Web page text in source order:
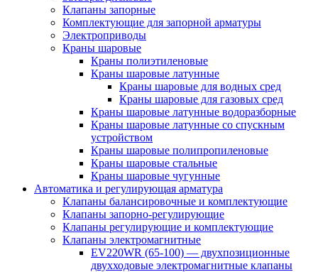
Клапаны запорные
Комплектующие для запорной арматуры
Электроприводы
Краны шаровые
Краны полиэтиленовые
Краны шаровые латунные
Краны шаровые для водных сред
Краны шаровые для газовых сред
Краны шаровые латунные водоразборные
Краны шаровые латунные со спускным
устройством
Краны шаровые полипропиленовые
Краны шаровые стальные
Краны шаровые чугунные
Автоматика и регулирующая арматура
Клапаны балансировочные и комплектующие
Клапаны запорно-регулирующие
Клапаны регулирующие и комплектующие
Клапаны электромагнитные
EV220WR (65-100) — двухпозиционные
двухходовые электромагнитные клапаны